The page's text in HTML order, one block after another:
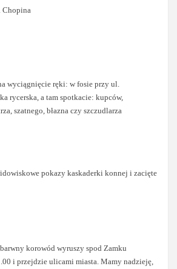
Chopina
wyciągnięcie ręki: w fosie przy ul.
rycerska, a tam spotkacie: kupców,
szatnego, błazna czy szczudlarza
pokazy kaskaderki konnej i zacięte
korowód wyruszy spod Zamku
i przejdzie ulicami miasta. Mamy nadzieję,